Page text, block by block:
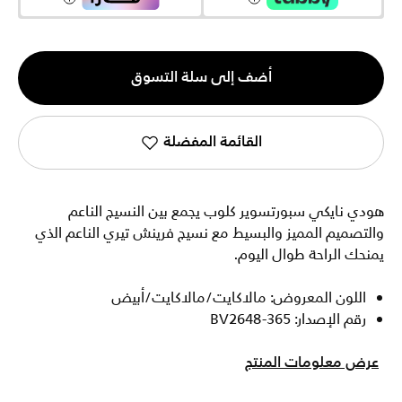
الكمية
1
أضف إلى سلة التسوق
القائمة المفضلة
هودي نايكي سبورتسوير كلوب يجمع بين النسيج الناعم
والتصميم المميز والبسيط مع نسيج فرينش تيري الناعم الذي
يمنحك الراحة طوال اليوم.
اللون المعروض: مالاكايت/مالاكايت/أبيض
رقم الإصدار: BV2648-365
عرض معلومات المنتج